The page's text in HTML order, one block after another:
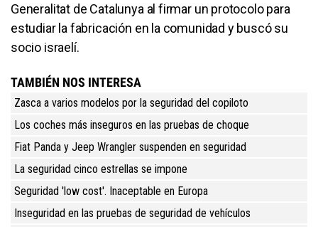
Generalitat de Catalunya al firmar un protocolo para
estudiar la fabricación en la comunidad y buscó su
socio israelí.
TAMBIÉN NOS INTERESA
Zasca a varios modelos por la seguridad del copiloto
Los coches más inseguros en las pruebas de choque
Fiat Panda y Jeep Wrangler suspenden en seguridad
La seguridad cinco estrellas se impone
Seguridad 'low cost'. Inaceptable en Europa
Inseguridad en las pruebas de seguridad de vehículos